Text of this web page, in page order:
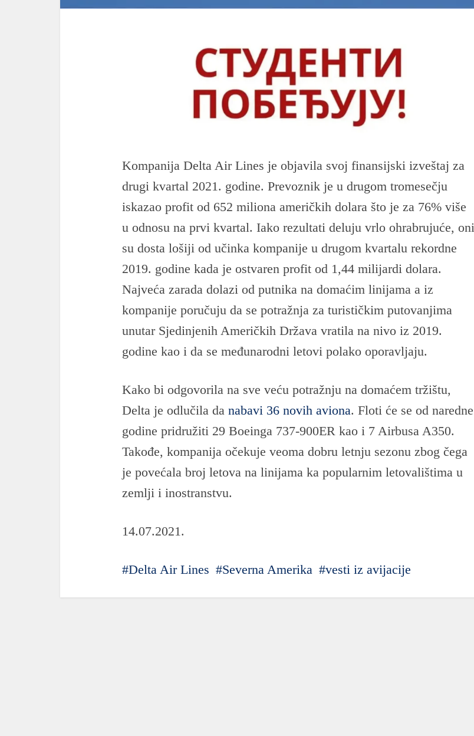
Kompanija Delta Air Lines je objavila svoj finansijski izveštaj za
drugi kvartal 2021. godine. Prevoznik je u drugom tromesečju
iskazao profit od 652 miliona američkih dolara što je za 76% više
u odnosu na prvi kvartal. Iako rezultati deluju vrlo ohrabrujuće, oni
su dosta lošiji od učinka kompanije u drugom kvartalu rekordne
2019. godine kada je ostvaren profit od 1,44 milijardi dolara.
Najveća zarada dolazi od putnika na domaćim linijama a iz
kompanije poručuju da se potražnja za turističkim putovanjima
unutar Sjedinjenih Američkih Država vratila na nivo iz 2019.
godine kao i da se međunarodni letovi polako oporavljaju.
Kako bi odgovorila na sve veću potražnju na domaćem tržištu,
Delta je odlučila da nabavi 36 novih aviona. Floti će se od naredne
godine pridružiti 29 Boeinga 737-900ER kao i 7 Airbusa A350.
Takođe, kompanija očekuje veoma dobru letnju sezonu zbog čega
je povećala broj letova na linijama ka popularnim letovalištima u
zemlji i inostranstvu.
14.07.2021.
Delta Air Lines Severna Amerika vesti iz avijacije